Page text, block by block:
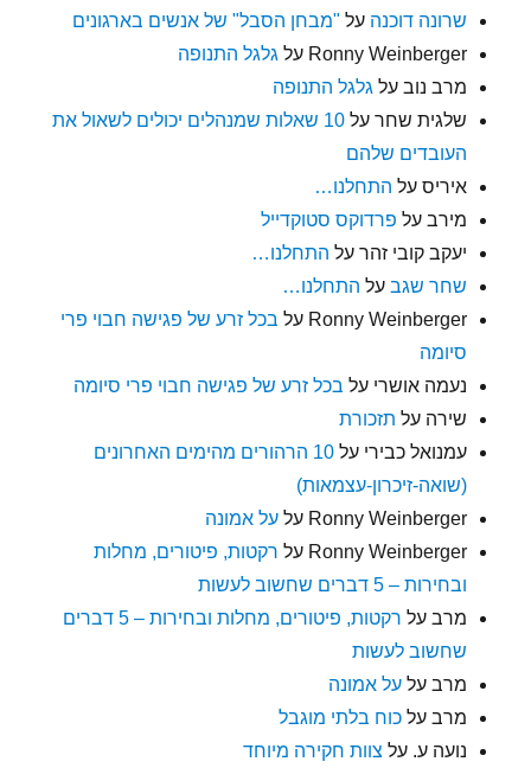
שרונה דוכנה על "מבחן הסבל" של אנשים בארגונים
Ronny Weinberger על גלגל התנופה
מרב נוב על גלגל התנופה
שלגית שחר על
10 שאלות שמנהלים יכולים לשאול את
העובדים שלהם
איריס על התחלנו…
מירב על פרדוקס סטוקדייל
יעקב קובי זהר על התחלנו…
שחר שגב על התחלנו…
Ronny Weinberger על בכל זרע של פגישה חבוי פרי
סיומה
נעמה אושרי על בכל זרע של פגישה חבוי פרי סיומה
שירה על תזכורת
עמנואל כבירי על
10 הרהורים מהימים האחרונים
(שואה-זיכרון-עצמאות)
Ronny Weinberger עלעל אמונה
Ronny Weinberger על רקטות, פיטורים, מחלות
ובחירות – 5 דברים שחשוב לעשות
מרב על
רקטות, פיטורים, מחלות ובחירות – 5 דברים
שחשוב לעשות
מרב עלעל אמונה
מרב עלכוח בלתי מוגבל
נועה ע. על צוות חקירה מיוחד